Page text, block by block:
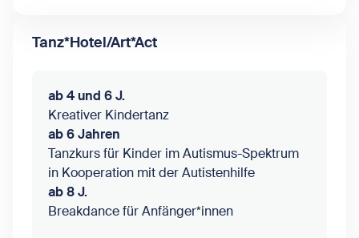
Tanz*Hotel/Art*Act
ab 4 und 6 J.
Kreativer Kindertanz
ab 6 Jahren
Tanzkurs für Kinder im Autismus-Spektrum
in Kooperation mit der Autistenhilfe
ab 8 J.
Breakdance für Anfänger*innen